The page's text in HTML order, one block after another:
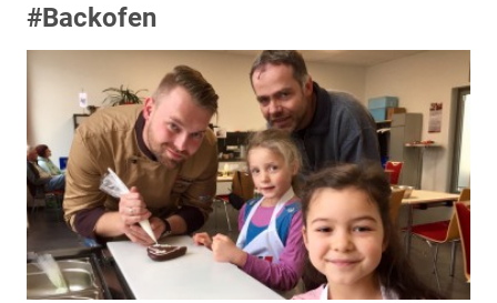
#Backofen